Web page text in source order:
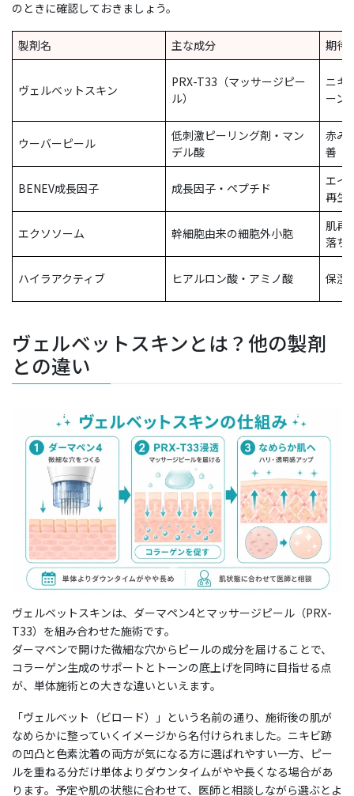
のときに確認しておきましょう。
製剤名 主な成分 期待
ヴェルベットスキン
PRX-T33（マッサージピー
ル）
ニキ
ーン
ウーバーピール
低刺激ピーリング剤・マン
デル酸
赤み
善
BENEV成長因子 成長因子・ペプチド
エイ
再生
エクソソーム 幹細胞由来の細胞外小胞
肌再
落ち
ハイラアクティブ ヒアルロン酸・アミノ酸 保湿
ヴェルベットスキンとは？他の製剤
との違い
ヴェルベットスキンは、ダーマペン4とマッサージピール（PRX-
T33）を組み合わせた施術です。
ダーマペンで開けた微細な穴からピールの成分を届けることで、
コラーゲン生成のサポートとトーンの底上げを同時に目指せる点
が、単体施術との大きな違いといえます。
「ヴェルベット（ビロード）」という名前の通り、施術後の肌が
なめらかに整っていくイメージから名付けられました。ニキビ跡
の凹凸と色素沈着の両方が気になる方に選ばれやすい一方、ピー
ルを重ねる分だけ単体よりダウンタイムがやや長くなる場合があ
ります。予定や肌の状態に合わせて、医師と相談しながら選ぶとよ